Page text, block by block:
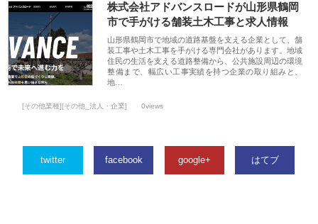
株式会社アドバンスロードが山形県鶴岡
市で手がける舗装土木工事と求人情報
山形県鶴岡市で地域の道路基盤を支える企業として、舗
装工事や土木工事を手がける専門会社があります。地域
住民の生活を支える道路整備から、公共施設周辺の環境
整備まで、幅広い工事実績を持つ企業の取り組みと、
地…
[その他業種][その他_法人・企業] 0views
twitter facebook google+ はてブ